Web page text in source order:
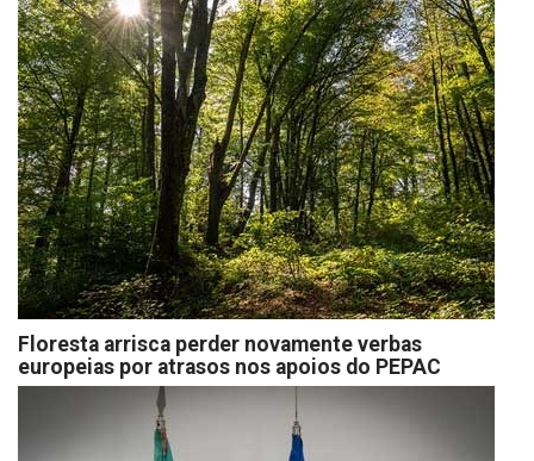
Floresta arrisca perder novamente verbas
europeias por atrasos nos apoios do PEPAC